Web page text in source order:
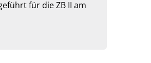
für die ZB II am